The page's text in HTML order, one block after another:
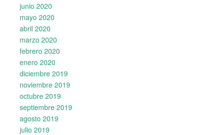
junio 2020
mayo 2020
abril 2020
marzo 2020
febrero 2020
enero 2020
diciembre 2019
noviembre 2019
octubre 2019
septiembre 2019
agosto 2019
julio 2019